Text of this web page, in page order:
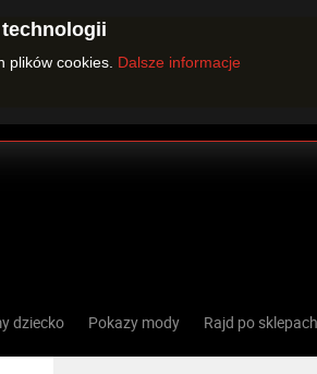
dziecko Pokazy mody Rajd po sklepach
plików cookies. Dalsze informacje